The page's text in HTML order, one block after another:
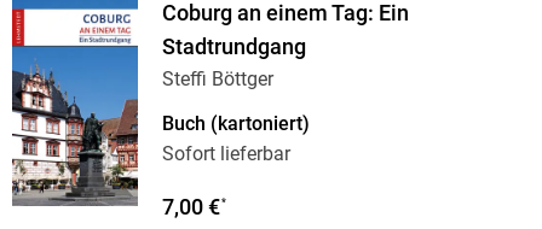
Coburg an einem Tag: Ein
Stadtrundgang
Steffi Böttger
Buch (kartoniert)
Sofort lieferbar
7,00 €*